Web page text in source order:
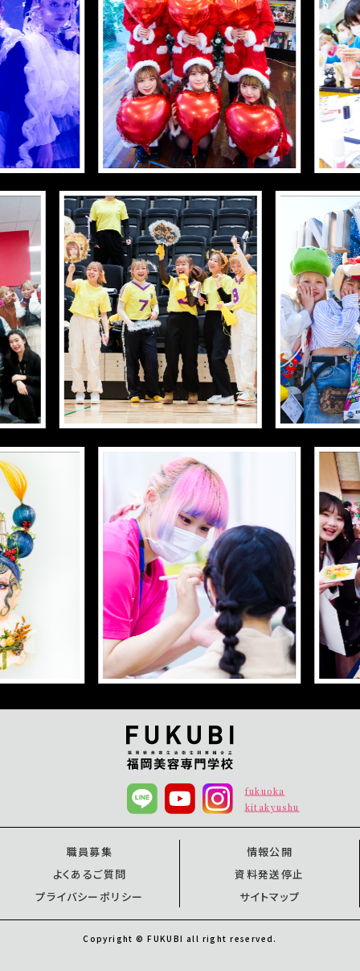
fukuoka
kitakyushu
職員募集
情報公開
よくあるご質問
資料発送停止
プライバシーポリシー
サイトマップ
Copyright © FUKUBI all right reserved.